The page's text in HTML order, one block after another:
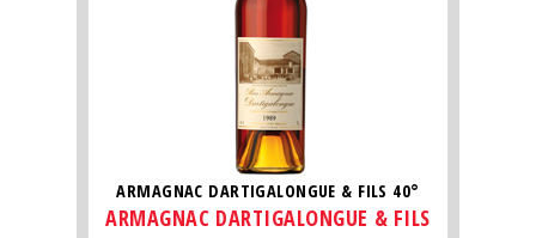
ARMAGNAC DARTIGALONGUE & FILS 40°
ARMAGNAC DARTIGALONGUE & FILS